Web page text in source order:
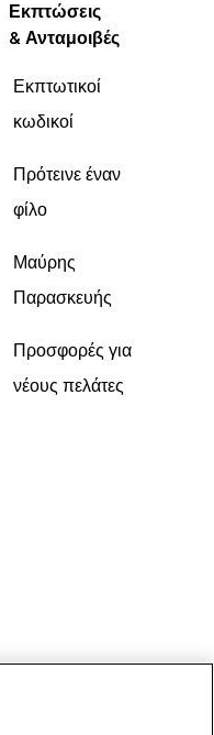
Εκπτώσεις
& Ανταμοιβές
Εκπτωτικοί
κωδικοί
Πρότεινε έναν
φίλο
Μαύρης
Παρασκευής
Προσφορές για
νέους πελάτες